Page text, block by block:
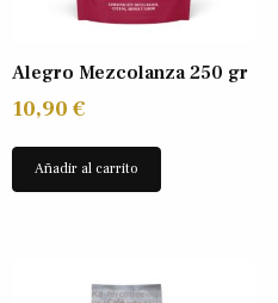
Alegro Mezcolanza 250 gr
10,90 €
Añadir al carrito